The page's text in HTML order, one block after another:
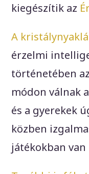
kiegészítik az
A
érzelmi
történetében
módon válnak
és a gyerekek
közben
játékokban van